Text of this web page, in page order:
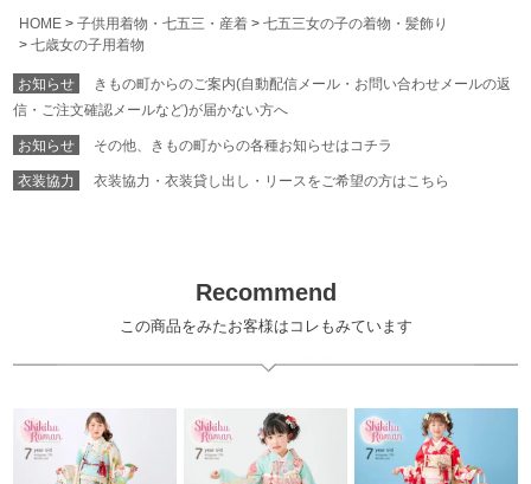
HOME
子供用着物・七五三・産着
七五三女の子の着物・髪飾り
七歳女の子用着物
お知らせ
きもの町からのご案内(自動配信メール・お問い合わせメールの返
信・ご注文確認メールなど)が届かない方へ
お知らせ その他、きもの町からの各種お知らせはコチラ
衣装協力 衣装協力・衣装貸し出し・リースをご希望の方はこちら
Recommend
この商品をみたお客様はコレもみています